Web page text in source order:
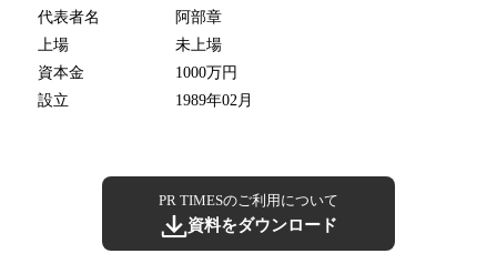
代表者名
阿部章
上場
未上場
資本金
1000万円
設立
1989年02月
PR TIMESのご利用について
資料をダウンロード